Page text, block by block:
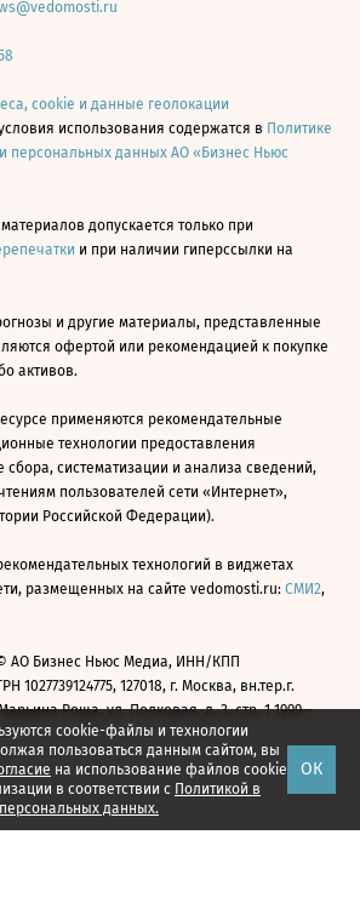
cookie-файлы и технологии
пользоваться данным сайтом, вы
на использование файлов cookie
в соответствии с Политикой в
данных.
ОК
cookie и данные геолокации
использования содержатся в Политике
персональных данных АО «Бизнес Ньюс
допускается только при
и при наличии гиперссылки на
и другие материалы, представленные
офертой или рекомендацией к покупке
активов.
применяются рекомендательные
технологии предоставления
систематизации и анализа сведений,
пользователей сети «Интернет»,
Российской Федерации).
технологий в виджетах
размещенных на сайте vedomosti.ru: СМИ2,
АО Бизнес Ньюс Медиа, ИНН/КПП
1027739124775, 127018, г. Москва, вн.тер.г.
Роща, ул. Полковая, д. 3, стр. 1 1999—